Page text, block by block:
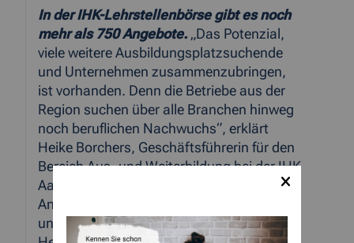
In der IHK-Lehrstellenbörse gibt es noch
mehr als 750 Angebote. „Das Potenzial,
viele weitere Ausbildungsplatzsuchende
und Unternehmen zusammenzubringen,
ist vorhanden. Denn die Betriebe aus der
Region suchen über alle Branchen hinweg
noch beruflichen Nachwuchs“, erklärt
Heike Borchers, Geschäftsführerin für den
Bereich Aus- und Weiterbildung bei der IHK
Aachen. Die IHK Aachen berät zu
Angeboten in der Städteregion Aachen
und den Kreisen Düren, Euskirchen und